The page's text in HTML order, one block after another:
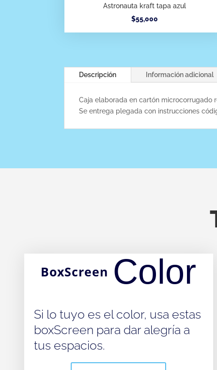
Astronauta kraft tapa azul
$55,000
Descripción Información adicional
Caja elaborada en cartón microcorrugado
Se entrega plegada con instrucciones
BoxScreen Color
Si lo tuyo es el color, usa estas
boxScreen para dar alegría a
tus espacios.